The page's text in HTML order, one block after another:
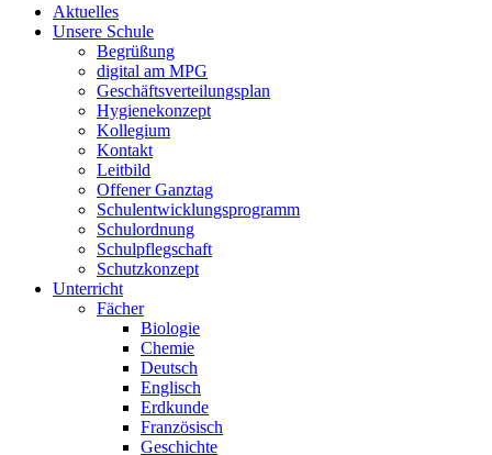
Aktuelles
Unsere Schule
Begrüßung
digital am MPG
Geschäftsverteilungsplan
Hygienekonzept
Kollegium
Kontakt
Leitbild
Offener Ganztag
Schulentwicklungsprogramm
Schulordnung
Schulpflegschaft
Schutzkonzept
Unterricht
Fächer
Biologie
Chemie
Deutsch
Englisch
Erdkunde
Französisch
Geschichte